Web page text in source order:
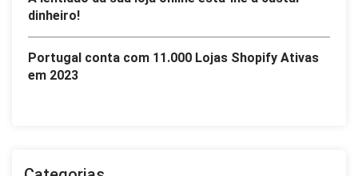
dinheiro!
Portugal conta com 11.000 Lojas Shopify Ativas
em 2023